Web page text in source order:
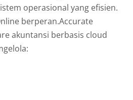
operasional yang efisien.
berperan.Accurate
akuntansi berbasis cloud